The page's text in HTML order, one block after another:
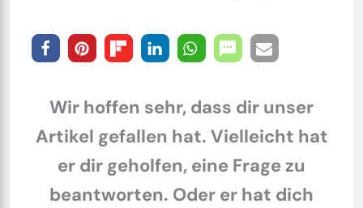
Wir hoffen sehr, dass dir unser
Artikel gefallen hat. Vielleicht hat
er dir geholfen, eine Frage zu
beantworten. Oder er hat dich